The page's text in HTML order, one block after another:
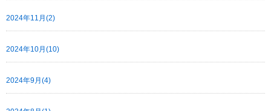
2024年11月(2)
2024年10月(10)
2024年9月(4)